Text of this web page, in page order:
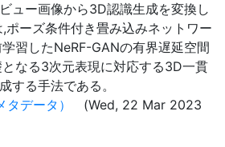
ュー画像から3D認識生成を変換し
ポーズ条件付き畳み込みネットワー
習したNeRF-GANの有界遅延空間
なる3次元表現に対応する3D一貫
する手法である。
データ）
(Wed, 22 Mar 2023